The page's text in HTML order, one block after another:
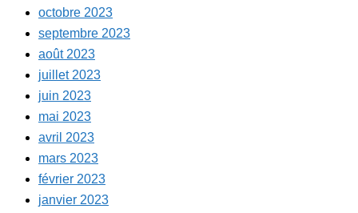
octobre 2023
septembre 2023
août 2023
juillet 2023
juin 2023
mai 2023
avril 2023
mars 2023
février 2023
janvier 2023